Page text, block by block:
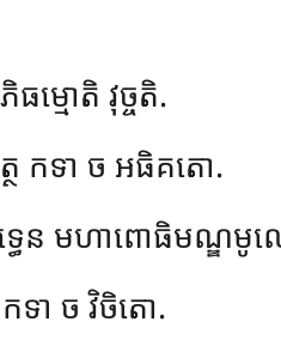
ធម្មោតិ វុច្ចតិ.
កទា ច អធិគតោ.
ទ្ធេន មហាពោធិមណ្
ទា ច វិចិតោ.